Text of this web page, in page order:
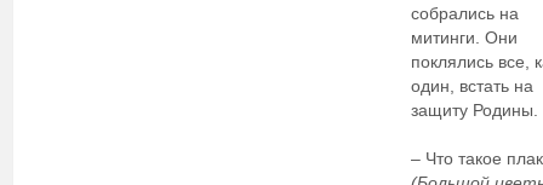
собрались на
митинги. Они
поклялись все,
один, встать на
защиту Родины.
– Что такое